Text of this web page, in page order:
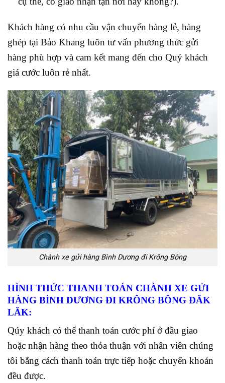
Khách hàng có nhu cầu vận chuyển hàng lẻ, hàng
ghép tại Bảo Khang luôn tư vấn phương thức gửi
hàng phù hợp và cam kết mang đến cho Quý khách
giá cước luôn rẻ nhất.
Chành xe gửi hàng Bình Dương đi Krông Bông
HÌNH THỨC THANH TOÁN CHÀNH XE GỬI
HÀNG BÌNH DƯƠNG ĐI KRÔNG BÔNG ĐĂK
LĂK:
Qúy khách có thể thanh toán cước phí ở đầu giao
hoặc nhận hàng theo thỏa thuận với nhân viên chúng
tôi bằng cách thanh toán trực tiếp hoặc chuyển khoản
đều được.